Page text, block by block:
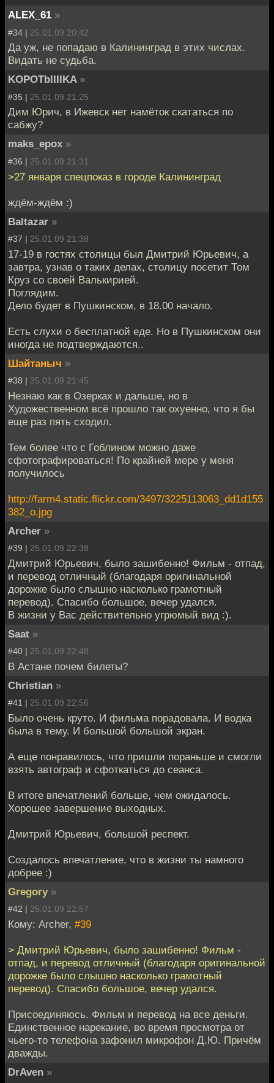
ALEX_61 »
#34 | 25.01.09 20:42
Да уж, не попадаю в Калининград в этих числах.
Видать не судьба.
KOPOTbIIIIKA »
#35 | 25.01.09 21:25
Дим Юрич, в Ижевск нет намёток скататься по
сабжу?
maks_epox »
#36 | 25.01.09 21:31
>27 января спецпоказ в городе Калининград
ждём-ждём :)
Baltazar »
#37 | 25.01.09 21:38
17-19 в гостях столицы был Дмитрий Юрьевич, а
завтра, узнав о таких делах, столицу посетит Том
Круз со своей Валькирией.
Поглядим.
Дело будет в Пушкинском, в 18.00 начало.
Есть слухи о бесплатной еде. Но в Пушкинском они
иногда не подтверждаются..
Шайтаныч »
#38 | 25.01.09 21:45
Незнаю как в Озерках и дальше, но в
Художественном всё прошло так охуенно, что я бы
еще раз пять сходил.
Тем более что с Гоблином можно даже
сфотографироваться! По крайней мере у меня
получилось
http://farm4.static.flickr.com/3497/3225113063_dd1d155
382_o.jpg
Archer »
#39 | 25.01.09 22:38
Дмитрий Юрьевич, было зашибенно! Фильм - отпад,
и перевод отличный (благодаря оригинальной
дорожке было слышно насколько грамотный
перевод). Спасибо большое, вечер удался.
В жизни у Вас действительно угрюмый вид :).
Saat »
#40 | 25.01.09 22:48
В Астане почем билеты?
Christian »
#41 | 25.01.09 22:56
Было очень круто. И фильма порадовала. И водка
была в тему. И большой большой экран.
А еще понравилось, что пришли пораньше и смогли
взять автограф и сфоткаться до сеанса.
В итоге впечатлений больше, чем ожидалось.
Хорошее завершение выходных.
Дмитрий Юрьевич, большой респект.
Создалось впечатление, что в жизни ты намного
добрее :)
Gregory »
#42 | 25.01.09 22:57
Кому: Archer, #39
> Дмитрий Юрьевич, было зашибенно! Фильм -
отпад, и перевод отличный (благодаря оригинальной
дорожке было слышно насколько грамотный
перевод). Спасибо большое, вечер удался.
Присоединяюсь. Фильм и перевод на все деньги.
Единственное нарекание, во время просмотра от
чьего-то телефона зафонил микрофон Д.Ю. Причём
дважды.
DrAven »